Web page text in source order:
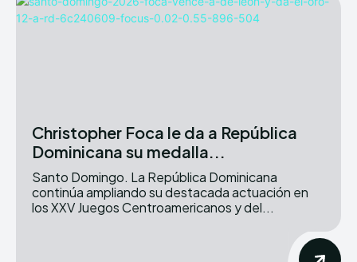
Christopher Foca le da a República
Dominicana su medalla...
Santo Domingo. La República Dominicana
continúa ampliando su destacada actuación en
los XXV Juegos Centroamericanos y del...